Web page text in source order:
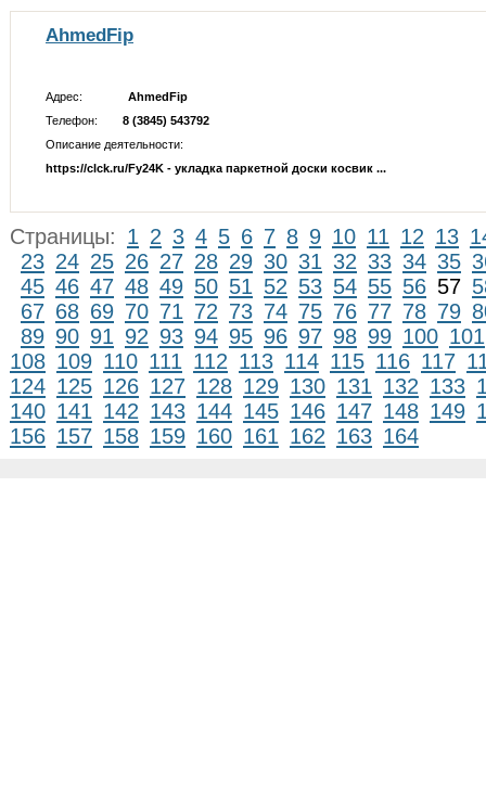
AhmedFip
Адрес:
AhmedFip
Телефон:
8 (3845) 543792
Описание деятельности:
https://clck.ru/Fy24K - укладка паркетной доски косвик ...
Страницы: 1 2 3 4 5 6 7 8 9 10 11 12 13
23 24 25 26 27 28 29 30 31 32 33 34 35
45 46 47 48 49 50 51 52 53 54 55 56 57
67 68 69 70 71 72 73 74 75 76 77 78 79
89 90 91 92 93 94 95 96 97 98 99 100 101
108 109 110 111 112 113 114 115 116 117
124 125 126 127 128 129 130 131 132 133
140 141 142 143 144 145 146 147 148 149
156 157 158 159 160 161 162 163 164